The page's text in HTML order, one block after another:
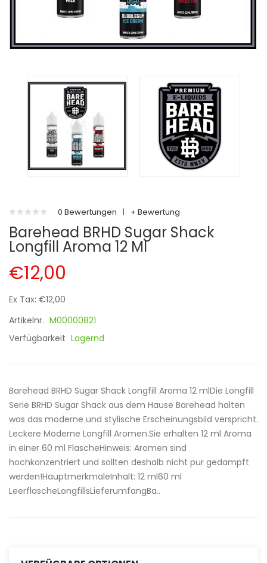
0 Bewertungen | + Bewertung
Barehead BRHD Sugar Shack
Longfill Aroma 12 Ml
€12,00
Ex Tax: €12,00
Artikelnr. M00000821
Verfügbarkeit Lagernd
Barehead BRHD Sugar Shack Longfill Aroma 12 mlDie Longfill
Serie BRHD Sugar Shack aus dem Hause Barehead halten
was das moderne und stylische Erscheinungsbild verspricht.
Leckere Moderne Longfill Aromen.Sie erhalten 12 ml Aroma
in einer 60 ml FlascheHinweis: Aromen sind
hochkonzentriert und sollten deshalb nicht pur gedampft
werden!HauptmerkmaleInhalt: 12 ml60 ml
LeerflascheLongfillsLieferumfangBa..